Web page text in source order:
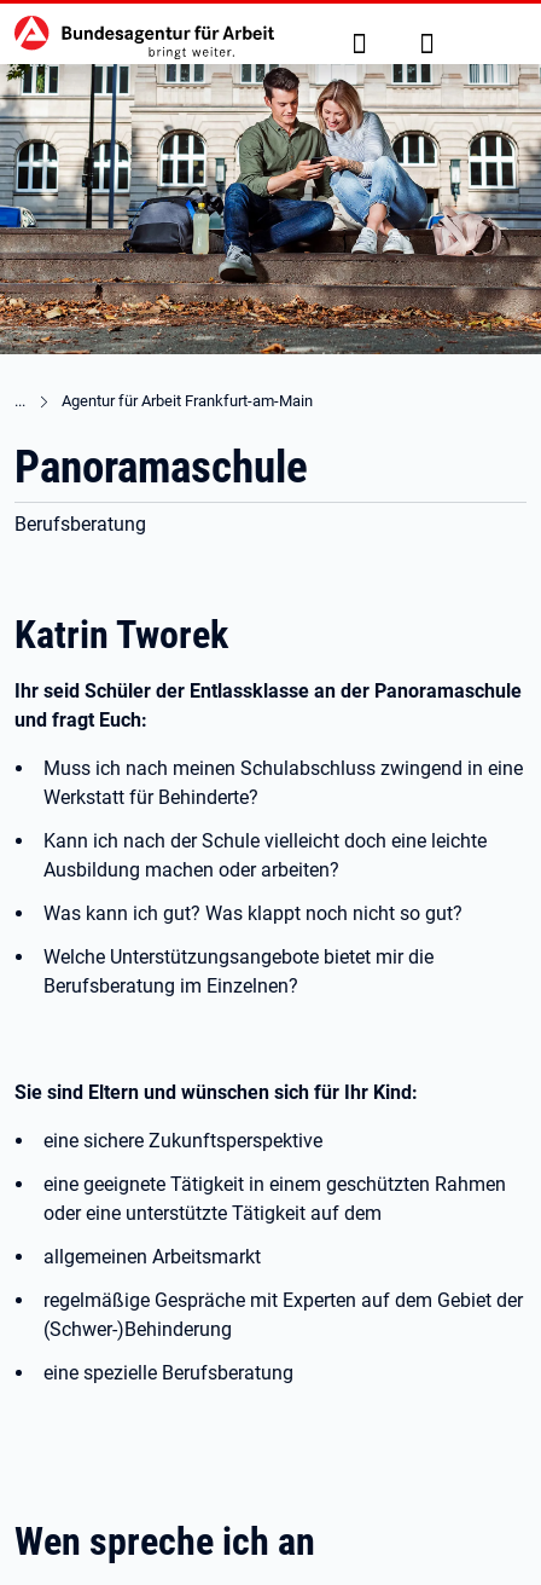
zu den Hauptinhalten springen
Hauptnavigation Suche Anmelden
Agentur für Arbeit Frankfurt-am-Main
Panoramaschule
Berufsberatung
Katrin Tworek
Ihr seid Schüler der Entlassklasse an der Panoramaschule
und fragt Euch:
Muss ich nach meinen Schulabschluss zwingend in eine
Werkstatt für Behinderte?
Kann ich nach der Schule vielleicht doch eine leichte
Ausbildung machen oder arbeiten?
Was kann ich gut? Was klappt noch nicht so gut?
Welche Unterstützungsangebote bietet mir die
Berufsberatung im Einzelnen?
Sie sind Eltern und wünschen sich für Ihr Kind:
eine sichere Zukunftsperspektive
eine geeignete Tätigkeit in einem geschützten Rahmen
oder eine unterstützte Tätigkeit auf dem
allgemeinen Arbeitsmarkt
regelmäßige Gespräche mit Experten auf dem Gebiet der
(Schwer-)Behinderung
eine spezielle Berufsberatung
Wen spreche ich an